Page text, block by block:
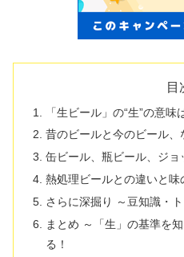
目
「生ビール」の“生”の意味
昔のビールと今のビール、
缶ビール、瓶ビール、ジョ
熱処理ビールとの違いと味
さらに深掘り ～豆知識・
まとめ ～「生」の基準を
る！